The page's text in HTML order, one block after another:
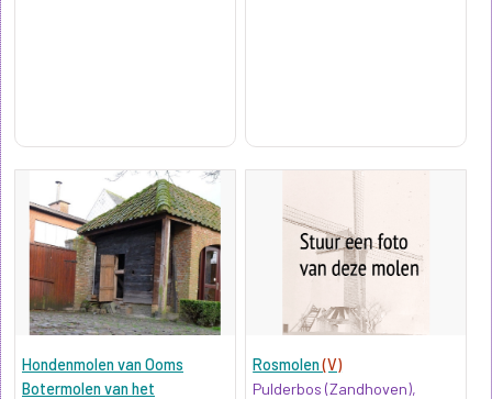
Hondenmolen van Ooms
Botermolen van het
Rosmolen(V)
Pulderbos (Zandhoven),